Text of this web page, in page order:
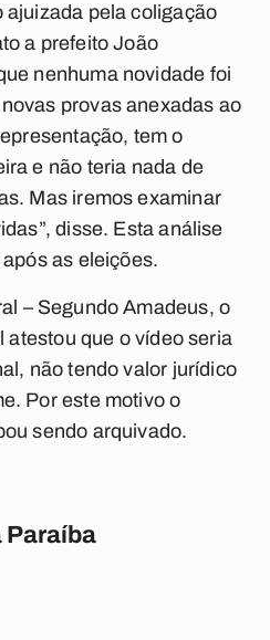
pela coligação
a prefeito João
nenhuma novidade foi
provas anexadas ao
tem o
e não teria nada de
Mas iremos examinar
disse. Esta análise
as eleições.
– Segundo Amadeus, o
atestou que o vídeo seria
não tendo valor jurídico
Por este motivo o
sendo arquivado.
Paraíba